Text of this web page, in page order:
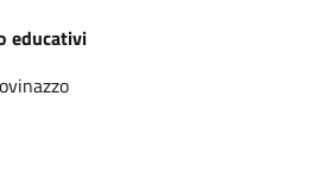
educativi